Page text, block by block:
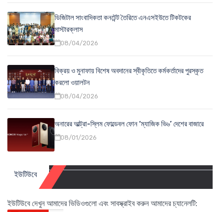
ডিজিটাল সাংবাদিকতা কনটেন্ট তৈরিতে এনএসইউতে টিকটকের
মাস্টারক্লাস
08/04/2026
বিক্রয় ও মুনাফায় বিশেষ অবদানের স্বীকৃতিতে কর্মকর্তাদের পুরস্কৃত
করলো ওয়ালটন
08/04/2026
অনারের আল্ট্রা-স্লিম ফোল্ডেবল ফোন ‘ম্যাজিক ভি৬’ দেশের বাজারে
08/01/2026
ইউটিউবে
ইউটিউবে দেখুন আমাদের ভিডিওগুলো এবং সাবস্ক্রাইব করুন আমাদের চ্যানেলটি: